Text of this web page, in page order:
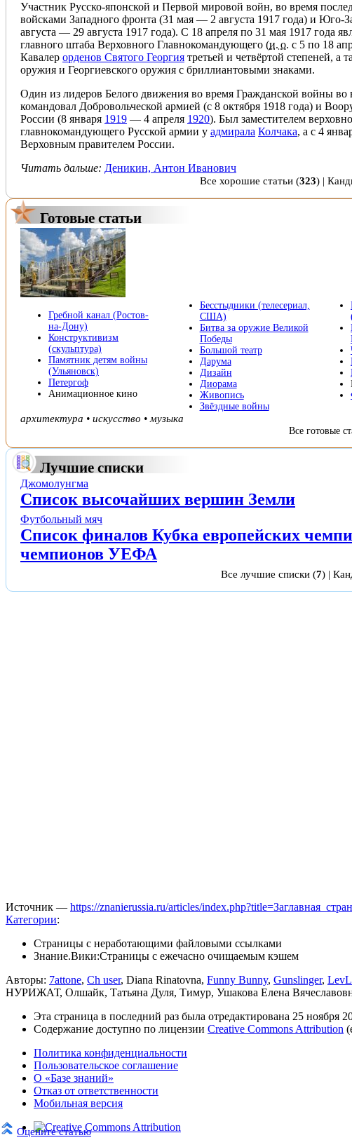
Оцените статью
Участник Русско-японской и Первой мировой войн, во время
войсками Западного фронта (31 мая — 2 августа 1917 года) и Юго-
августа — 29 августа 1917 года). С 18 апреля по 31 мая 1917 года
главного штаба Верховного Главнокомандующего (и. о. с 5 по 18
Кавалер орденов Святого Георгия третьей и четвёртой степеней, а
оружия и Георгиевского оружия с бриллиантовыми знаками.
Один из лидеров Белого движения во время Гражданской войны во
командовал Добровольческой армией (с 8 октября 1918 года) и
России (8 января 1919 — 4 апреля 1920). Был заместителем
главнокомандующего Русской армии у адмирала Колчака, а с 4
Верховным правителем России.
Читать дальше: Деникин, Антон Иванович
Все хорошие статьи (323) |
Готовые статьи
Гребной канал (Ростов-
на-Дону)
Конструктивизм
(скульптура)
Памятник детям войны
(Ульяновск)
Петергоф
Анимационное кино
Бесстыдники (телесериал,
США)
Битва за оружие Великой
Победы
Большой театр
Дарума
Дизайн
Диорама
Живопись
Звёздные войны
архитектура • искусство • музыка
Все готовые
Лучшие списки
Джомолунгма
Список высочайших вершин Земли
Футбольный мяч
Список финалов Кубка европейских
чемпионов УЕФА
Все лучшие списки (7) |
Источник — https://znanierussia.ru/articles/
Категории:
Страницы с неработающими файловыми ссылками
Знание.Вики:Страницы с ежечасно очищаемым кэшем
Авторы: 7attone, Ch user, Diana Rinatovna, Funny Bunny, Gunslinger,
НУРИЖАТ, Олшайк, Татьяна Дуля, Тимур, Ушакова Елена
Эта страница в последний раз была отредактирована 25 ноября
Содержание доступно по лицензии Creative Commons Attribution
Политика конфиденциальности
Пользовательское соглашение
О «Базе знаний»
Отказ от ответственности
Мобильная версия